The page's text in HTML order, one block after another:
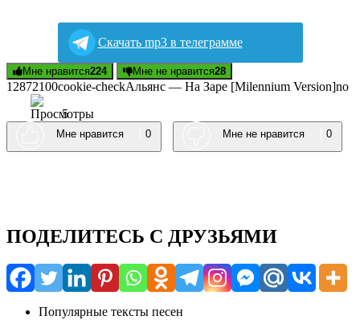
Скачать mp3 в телеграмме
Мне нравится224 Мне не нравится28
12872100cookie-checkAльянc — Ha Зape [Мilennium Versiоn]no
5
Мне нравится 0 Мне не нравится 0
ПОДЕЛИТЕСЬ С ДРУЗЬЯМИ
Популярные тексты песен